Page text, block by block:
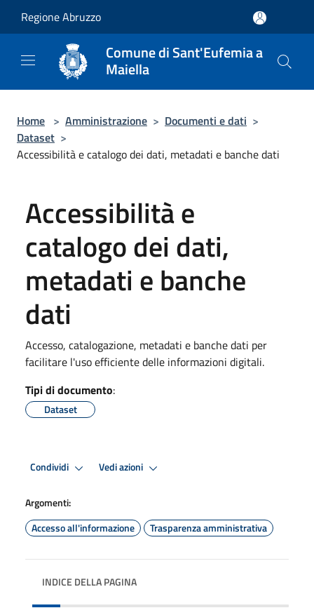
Regione Abruzzo
Comune di Sant'Eufemia a
Maiella
Home > Amministrazione > Documenti e dati >
Dataset >
Accessibilità e catalogo dei dati, metadati e banche dati
Accessibilità e
catalogo dei dati,
metadati e banche
dati
Accesso, catalogazione, metadati e banche dati per
facilitare l'uso efficiente delle informazioni digitali.
Tipi di documento:
Dataset
Condividi Vedi azioni
Argomenti:
Accesso all'informazione
Trasparenza amministrativa
INDICE DELLA PAGINA